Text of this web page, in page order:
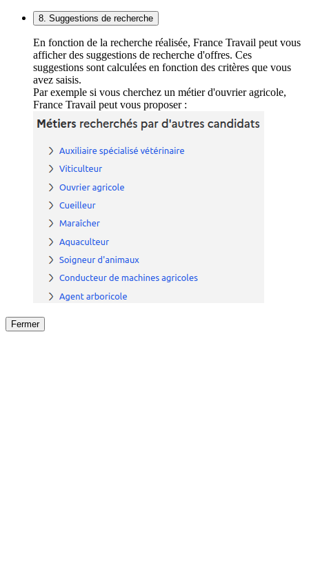
8. Suggestions de recherche
En fonction de la recherche réalisée, France Travail peut vous
afficher des suggestions de recherche d'offres. Ces
suggestions sont calculées en fonction des critères que vous
avez saisis.
Par exemple si vous cherchez un métier d'ouvrier agricole,
France Travail peut vous proposer :
Fermer